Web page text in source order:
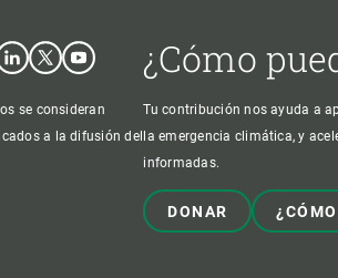
TwitterYoutube
se consideran
a la difusión del
¿Cómo
Tu contribución nos ayuda a
la emergencia climática, y
informadas.
DONAR